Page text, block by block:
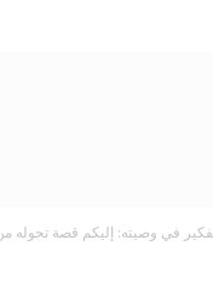
في وصيته: إليكم قصة تحوله